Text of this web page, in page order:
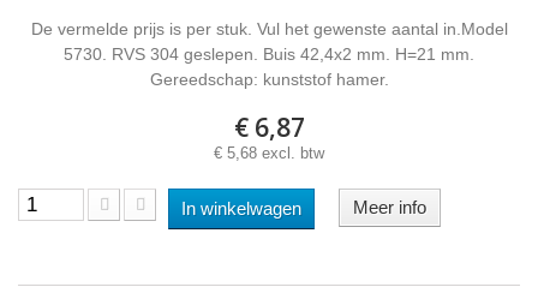
De vermelde prijs is per stuk. Vul het gewenste aantal in.Model
5730. RVS 304 geslepen. Buis 42,4x2 mm. H=21 mm.
Gereedschap: kunststof hamer.
€ 6,87
€ 5,68 excl. btw
In winkelwagen Meer info